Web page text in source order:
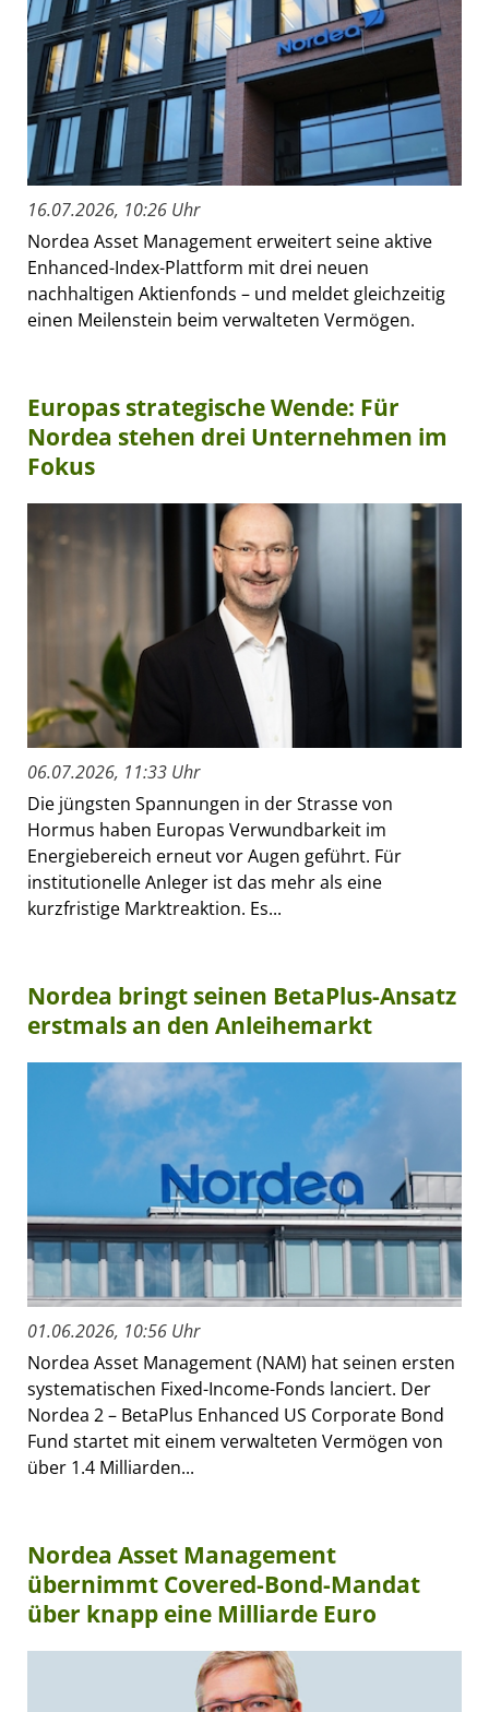
16.07.2026, 10:26 Uhr
Nordea Asset Management erweitert seine aktive
Enhanced-Index-Plattform mit drei neuen
nachhaltigen Aktienfonds – und meldet gleichzeitig
einen Meilenstein beim verwalteten Vermögen.
Europas strategische Wende: Für
Nordea stehen drei Unternehmen im
Fokus
06.07.2026, 11:33 Uhr
Die jüngsten Spannungen in der Strasse von
Hormus haben Europas Verwundbarkeit im
Energiebereich erneut vor Augen geführt. Für
institutionelle Anleger ist das mehr als eine
kurzfristige Marktreaktion. Es...
Nordea bringt seinen BetaPlus-Ansatz
erstmals an den Anleihemarkt
01.06.2026, 10:56 Uhr
Nordea Asset Management (NAM) hat seinen ersten
systematischen Fixed-Income-Fonds lanciert. Der
Nordea 2 – BetaPlus Enhanced US Corporate Bond
Fund startet mit einem verwalteten Vermögen von
über 1.4 Milliarden...
Nordea Asset Management
übernimmt Covered-Bond-Mandat
über knapp eine Milliarde Euro